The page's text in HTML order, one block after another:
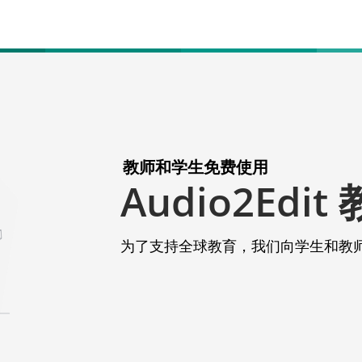
教师和学生免费使用
Audio2Edit
为了支持全球教育，我们向学生和教